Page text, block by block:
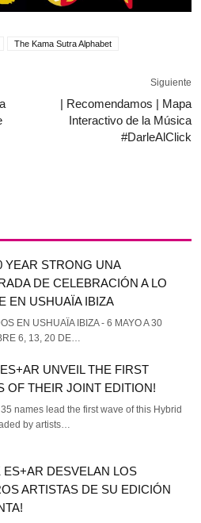
The Kama Sutra Alphabet
Siguiente
| Recomendamos | Mapa
Interactivo de la Música
#DarleAlClick
YEAR STRONG UNA
DE CELEBRACIÓN A LO
EN USHUAÏA IBIZA
EN USHUAÏA IBIZA - 6 MAYO A 30
6, 13, 20 DE…
UNVEIL THE FIRST
OF THEIR JOINT EDITION!
names lead the first wave of this Hybrid
by artists…
ES+AR DESVELAN LOS
ARTISTAS DE SU EDICIÓN